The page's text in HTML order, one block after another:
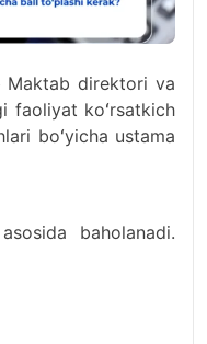
Maktab direktori va
faoliyat koʻrsatkich
boʻyicha ustama
baholanadi.